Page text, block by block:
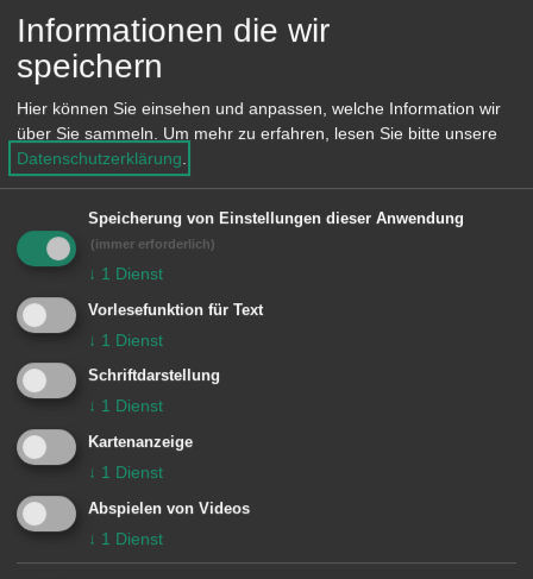
Herrschaftsverdichtung während des
Armen Konrad im Amt Schorndorf, in:
„500 Jahre Armer Konrad – ‚Der
Gerechtigkeit einen Beistand thun'",
hg. von der Stadt Fellbach, Fellbach
2014, S. 106-123.
"Geschickt taktiert: Der Tübinger
Vertrag aus Sicht der
württembergischen Ehrbarkeit", in:
Momente 2/2014, S. 7-9
"Die Landßordnung hab den verstand
nit, andern in gerechtickhait
zunehmen": Das Tuchgewerbe in
politischer Norm und Praxis im
Herzogtum Württemberg, in:
Informationen die wir
speichern
Hier können Sie einsehen und anpassen, welche Information wir
über Sie sammeln.
Um mehr zu erfahren, lesen Sie bitte unsere
Datenschutzerklärung
Speicherung von Einstellungen dieser Anwendung
(immer erforderlich)
↓ 1 Dienst
Vorlesefunktion für Text
↓ 1 Dienst
Schriftdarstellung
↓ 1 Dienst
Kartenanzeige
↓ 1 Dienst
Abspielen von Videos
↓ 1 Dienst